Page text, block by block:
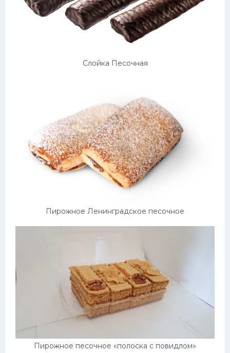
Слойка Песочная
Пирожное Ленинградское песочное
Пирожное песочное «полоска с повидлом»